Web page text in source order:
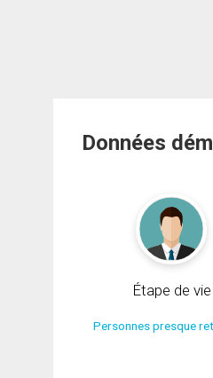
Données
Étape de vie
Personnes presque